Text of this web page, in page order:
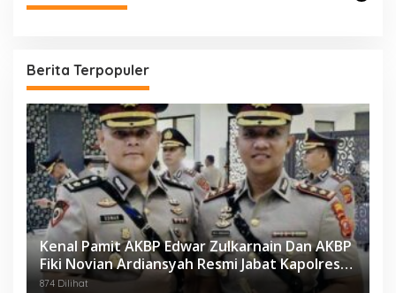
Berita Terpopuler
Kenal Pamit AKBP Edwar Zulkarnain Dan AKBP
Fiki Novian Ardiansyah Resmi Jabat Kapolres
Karawang
874 Dilihat